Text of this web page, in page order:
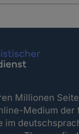
Millionen
Medium
im